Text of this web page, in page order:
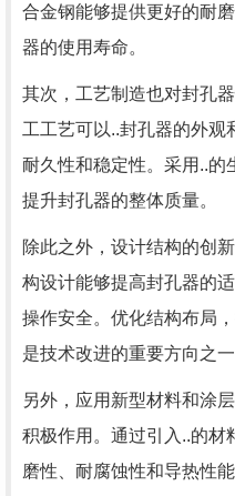
合金钢能够提供更好的耐
器的使用寿命。
其次，工艺制造也对封孔
工工艺可以..封孔器的外观
耐久性和稳定性。采用..的
提升封孔器的整体质量。
除此之外，设计结构的创
构设计能够提高封孔器的
操作安全。优化结构布局
是技术改进的重要方向之一
另外，应用新型材料和涂
积极作用。通过引入..的材
磨性、耐腐蚀性和导热性